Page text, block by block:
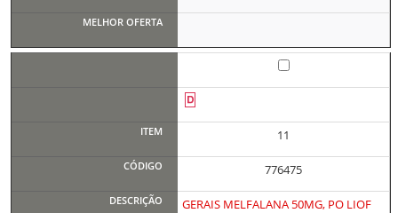
11
776475
GERAIS MELFALANA 50MG, PO LIOF